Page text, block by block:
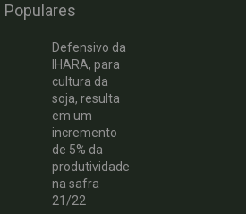
Populares
Defensivo da
IHARA, para
cultura da
soja, resulta
em um
incremento
de 5% da
produtividade
na safra
21/22